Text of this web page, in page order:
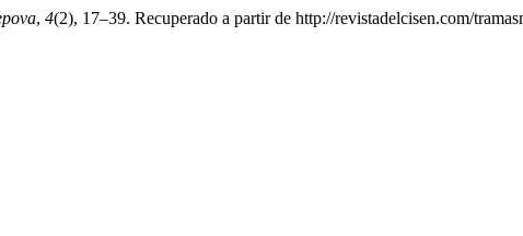
, 4(2), 17–39. Recuperado a partir de http://revistadelcisen.com/